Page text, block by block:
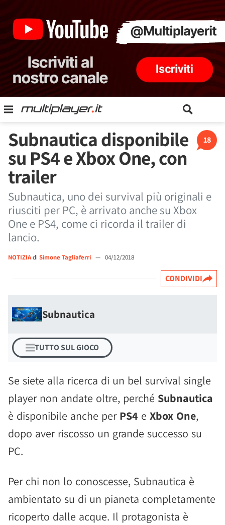
18
Subnautica disponibile
su PS4 e Xbox One, con
trailer
Subnautica, uno dei survival più originali e
riusciti per PC, è arrivato anche su Xbox
One e PS4, come ci ricorda il trailer di
lancio.
NOTIZIAdi Simone Tagliaferri — 04/12/2018
CONDIVIDI
Subnautica
TUTTO SUL GIOCO
Se siete alla ricerca di un bel survival single
player non andate oltre, perché Subnautica
è disponibile anche per PS4 e Xbox One,
dopo aver riscosso un grande successo su
PC.
Per chi non lo conoscesse, Subnautica è
ambientato su di un pianeta completamente
ricoperto dalle acque. Il protagonista è